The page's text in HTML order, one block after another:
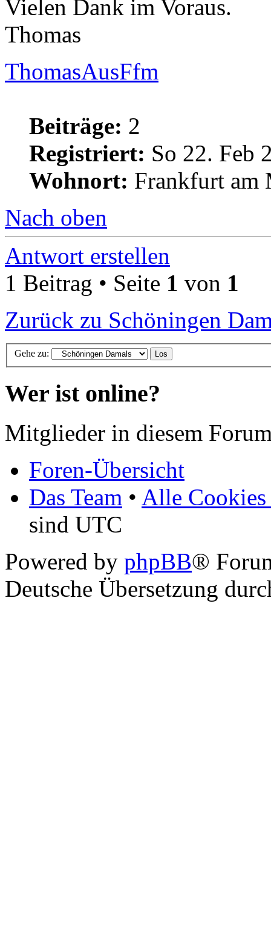
Vielen Dank im Voraus.
Thomas
ThomasAusFfm
Beiträge: 2
Registriert: So 22. Feb
Wohnort: Frankfurt am
Nach oben
Antwort erstellen
1 Beitrag • Seite 1 von 1
Zurück zu Schöningen
Gehe zu:
Wer ist online?
Mitglieder in diesem
Foren-Übersicht
Das Team • Alle Cookies
sind UTC
Powered by phpBB®
Deutsche Übersetzung